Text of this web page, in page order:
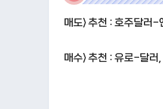
매도> 추천 : 호주달러
매수> 추천 : 유로-달